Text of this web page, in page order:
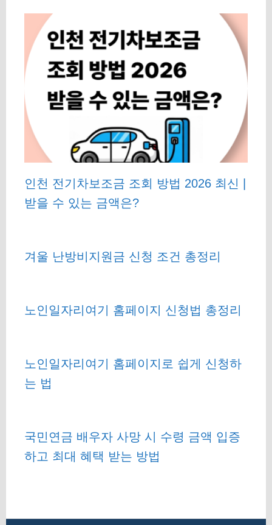
인천 전기차보조금 조회 방법 2026 최신 |
받을 수 있는 금액은?
겨울 난방비지원금 신청 조건 총정리
노인일자리여기 홈페이지 신청법 총정리
노인일자리여기 홈페이지로 쉽게 신청하
는 법
국민연금 배우자 사망 시 수령 금액 입증
하고 최대 혜택 받는 방법